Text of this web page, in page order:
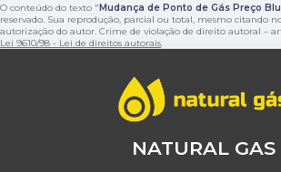
O conteúdo do texto "Mudança de Ponto de Gás Preço
reservado. Sua reprodução, parcial ou total, mesmo citando
autorização do autor. Crime de violação de direito autoral –
Lei 9610/98 - Lei de direitos autorais.
NATURAL GAS